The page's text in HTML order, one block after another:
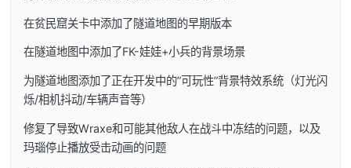
在贫民窟关卡中添加了隧道地图的早期版本
在隧道地图中添加了FK-娃娃+小兵的背景场景
为隧道地图添加了正在开发中的”可玩性”背景特效系统（灯光闪
烁/相机抖动/车辆声音等）
修复了导致Wraxe和可能其他敌人在战斗中冻结的问题，以及
玛瑙停止播放受击动画的问题